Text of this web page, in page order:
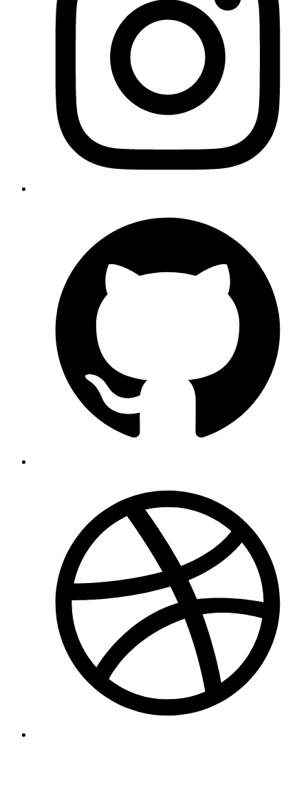
Nutzer und Geschäftsprozesse. Gemeinsam klären wir, welche
Website, Webanwendung oder E-Commerce-Lösung
gebraucht wird und welche Anforderungen für den Erfolg
entscheidend sind.
In dieser Phase betrachten wir Zielgruppen, bestehende Systeme,
technische Rahmenbedingungen, Inhalte, Schnittstellen und
kaufmännische Anforderungen. So entsteht eine belastbare
Grundlage, bevor Design oder Entwicklung beginnen.
Das Ergebnis ist ein klarer
Aufwandsschätzung und sinnvollen nächsten Schritten, damit Sie
fundierte Entscheidungen treffen können.
Anforderungsanalyse
Zielgruppen und Nutzerführung